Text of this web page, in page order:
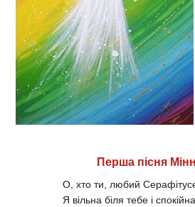
Перша пісня
О, хто ти, любий
Я вільна біля тебе і спокійна,